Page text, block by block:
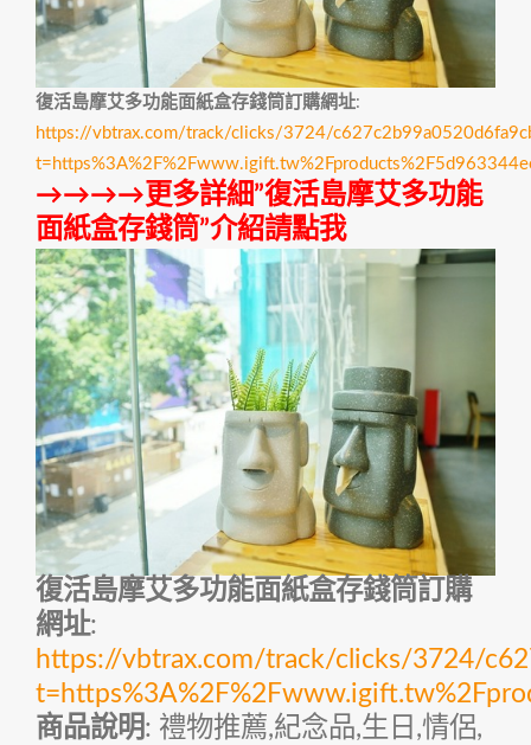
復活島摩艾多功能面紙盒存錢筒訂購網址:
https://vbtrax.com/track/clicks/3724/
→→→→更多詳細”復活島摩艾多功能
面紙盒存錢筒”介紹請點我
復活島摩艾多功能面紙盒存錢筒訂購
網址:
https://vbtrax.com/track/clicks/3724/
商品說明: 禮物推薦,紀念品,生日,情侶,